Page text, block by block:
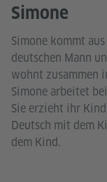
Simone
Simone kommt
deutschen Mann
wohnt zusammen
Simone arbeitet
Sie erzieht ihr
Deutsch mit dem
dem Kind.